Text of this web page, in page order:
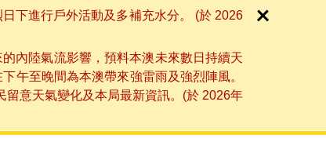
下進行戶外活動及多補充水分。 (於 2026
內陸氣流影響，預料本澳未來數日持續天
午至晚間為本澳帶來強雷雨及強烈陣風。
意天氣變化及本局最新資訊。(於 2026年